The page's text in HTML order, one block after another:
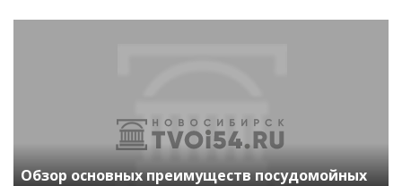
Обзор основных преимуществ посудомойных